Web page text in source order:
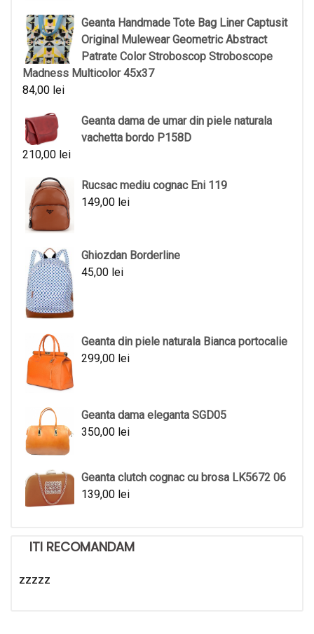
Geanta Handmade Tote Bag Liner Captusit
Original Mulewear Geometric Abstract
Patrate Color Stroboscop Stroboscope
Madness Multicolor 45x37
84,00 lei
Geanta dama de umar din piele naturala
vachetta bordo P158D
210,00 lei
Rucsac mediu cognac Eni 119
149,00 lei
Ghiozdan Borderline
45,00 lei
Geanta din piele naturala Bianca portocalie
299,00 lei
Geanta dama eleganta SGD05
350,00 lei
Geanta clutch cognac cu brosa LK5672 06
139,00 lei
ITI RECOMANDAM
zzzzz